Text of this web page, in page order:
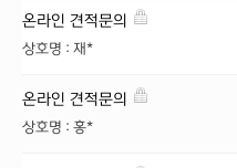
온라인 견적문의
상호명 : 재*
온라인 견적문의
상호명 : 홍*